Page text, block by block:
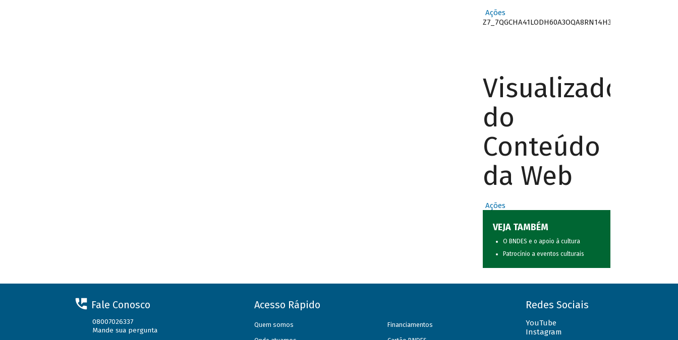
Ações
Z7_7QGCHA41LODH60A3OQA8RN14H3
Visualizador
do
Conteúdo
da Web
Ações
VEJA TAMBÉM
O BNDES e o apoio à cultura
Patrocínio a eventos culturais
Fale Conosco
08007026337
Mande sua pergunta
Acesso Rápido
Quem somos Financiamentos
Redes Sociais
YouTube
Instagram